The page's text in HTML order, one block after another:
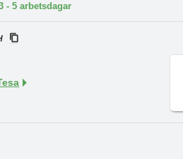
- 5 arbetsdagar